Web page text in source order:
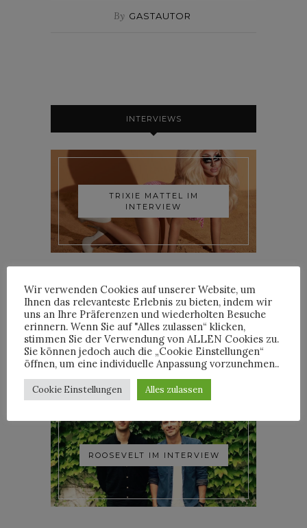
By GASTAUTOR
INTERVIEWS
TRIXIE MATTEL IM
INTERVIEW
YOANN LEMOINE AKA
WOODKID IM INTERVIEW
ROOSEVELT IM INTERVIEW
Wir verwenden Cookies auf unserer Website, um
Ihnen das relevanteste Erlebnis zu bieten, indem wir
uns an Ihre Präferenzen und wiederholten Besuche
erinnern. Wenn Sie auf "Alles zulassen“ klicken,
stimmen Sie der Verwendung von ALLEN Cookies zu.
Sie können jedoch auch die „Cookie Einstellungen“
öffnen, um eine individuelle Anpassung vorzunehmen..
Cookie Einstellungen Alles zulassen